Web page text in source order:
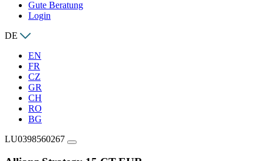
Gute Beratung
Login
DE
EN
FR
CZ
GR
CH
RO
BG
LU0398560267